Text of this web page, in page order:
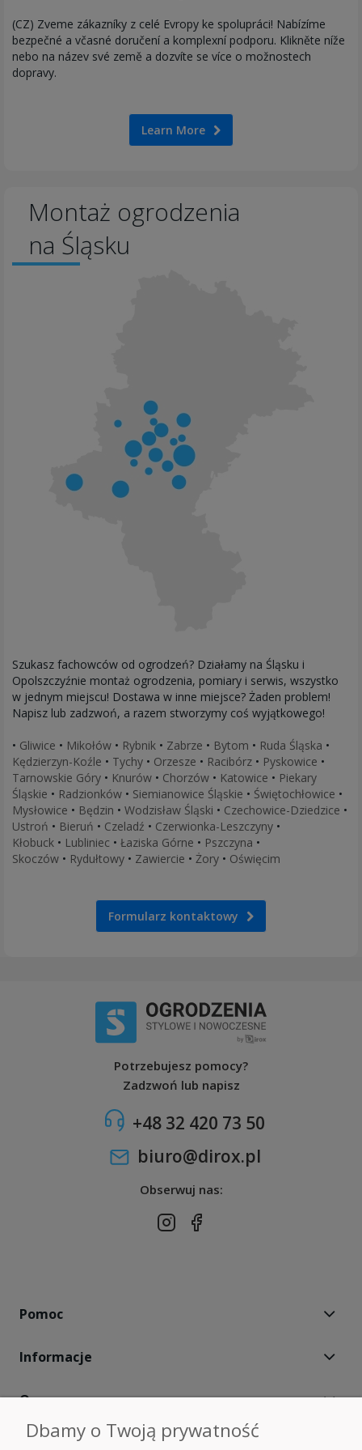
(CZ) Zveme zákazníky z celé Evropy ke spolupráci! Nabízíme
bezpečné a včasné doručení a komplexní podporu. Klikněte níže
nebo na název své země a dozvíte se více o možnostech
dopravy.
Learn More
Montaż ogrodzenia
na Śląsku
Szukasz fachowców od ogrodzeń? Działamy na Śląsku i
Opolszczyźnie montaż ogrodzenia, pomiary i serwis, wszystko
w jednym miejscu! Dostawa w inne miejsce? Żaden problem!
Napisz lub zadzwoń, a razem stworzymy coś wyjątkowego!
• Gliwice • Mikołów • Rybnik • Zabrze • Bytom • Ruda Śląska •
Kędzierzyn-Koźle • Tychy • Orzesze • Racibórz • Pyskowice •
Tarnowskie Góry • Knurów • Chorzów • Katowice • Piekary
Śląskie • Radzionków • Siemianowice Śląskie • Świętochłowice •
Mysłowice • Będzin • Wodzisław Śląski • Czechowice-Dziedzice •
Ustroń • Bieruń • Czeladź • Czerwionka-Leszczyny •
Kłobuck • Lubliniec • Łaziska Górne • Pszczyna •
Skoczów • Rydułtowy • Zawiercie • Żory • Oświęcim
Formularz kontaktowy
Potrzebujesz pomocy?
Zadzwoń lub napisz
+48 32 420 73 50
biuro@dirox.pl
Obserwuj nas:
Pomoc
Informacje
O nas
Moje konto
Dbamy o Twoją prywatność